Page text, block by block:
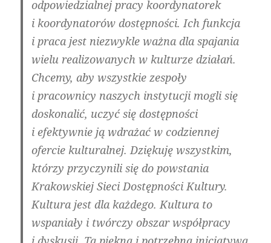
odpowiedzialnej pracy koordynatorek
i koordynatorów dostępności. Ich funkcja
i praca jest niezwykle ważna dla spajania
wielu realizowanych w kulturze działań.
Chcemy, aby wszystkie zespoły
i pracownicy naszych instytucji mogli się
doskonalić, uczyć się dostępności
i efektywnie ją wdrażać w codziennej
ofercie kulturalnej. Dziękuję wszystkim,
którzy przyczynili się do powstania
Krakowskiej Sieci Dostępności Kultury.
Kultura jest dla każdego. Kultura to
wspaniały i twórczy obszar współpracy